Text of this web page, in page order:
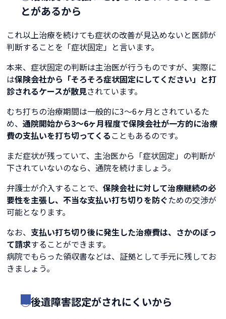
とがあるから
これ以上治療を続けても症状の改善が見込めないと医師が
判断することを「症状固定」と言います。
本来、症状固定の判断は主治医が行うものですが、実際に
は保険会社から「そろそろ症状固定にしてください」と打
診されるケースが散見されています。
むち打ちの治療期間は一般的に3〜6ヶ月とされているた
め、通院開始から3〜6ヶ月程度で保険会社が一方的に治療
費の支払いを打ち切ってくることもあるのです。
まだ症状が残っていて、主治医から「症状固定」の判断が
下されていないのなら、通院を続けましょう。
弁護士が介入することで、保険会社に対して治療継続の必
要性を主張し、不当な支払い打ち切りを防ぐための交渉が
可能となります。
なお、支払い打ち切り後に発生した治療費は、さかのぼっ
て請求することができます。
病院でもらった領収書などは、証拠として手元に残してお
きましょう。
④後遺障害認定がされにくいから